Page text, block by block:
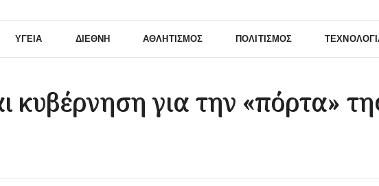
ΥΓΕΊΑ ΔΙΕΘΝΉ ΑΘΛΗΤΙΣΜΌΣ ΠΟΛΙΤΙΣΜΌΣ
κυβέρνηση για την «πόρτα»